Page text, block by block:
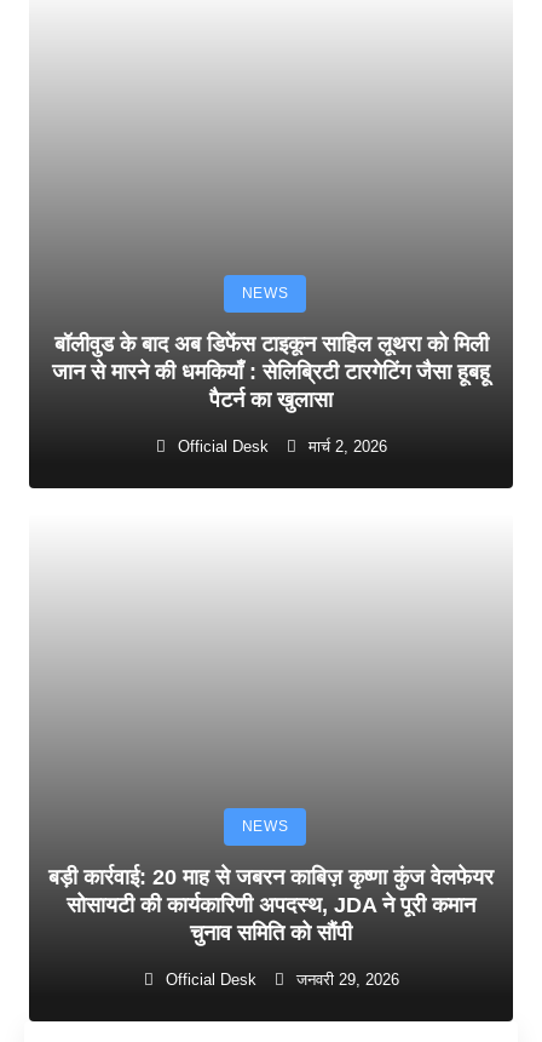
NEWS
बॉलीवुड के बाद अब डिफेंस टाइकून साहिल लूथरा को मिली
जान से मारने की धमकियाँ : सेलिब्रिटी टारगेटिंग जैसा हूबहू
पैटर्न का खुलासा
Official Desk मार्च 2, 2026
NEWS
बड़ी कार्रवाई: 20 माह से जबरन काबिज़ कृष्णा कुंज वेलफेयर
सोसायटी की कार्यकारिणी अपदस्थ, JDA ने पूरी कमान
चुनाव समिति को सौंपी
Official Desk जनवरी 29, 2026